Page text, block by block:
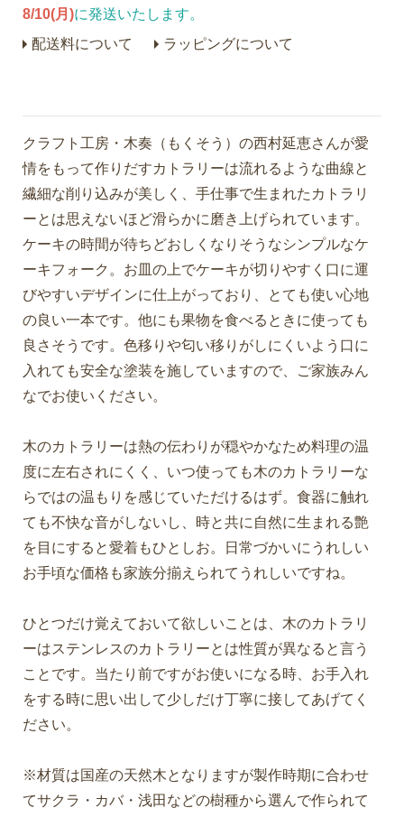
8/10(月)に発送いたします。
配送料について
ラッピングについて
クラフト工房・木奏（もくそう）の西村延恵さんが愛
情をもって作りだすカトラリーは流れるような曲線と
繊細な削り込みが美しく、手仕事で生まれたカトラリ
ーとは思えないほど滑らかに磨き上げられています。
ケーキの時間が待ちどおしくなりそうなシンプルなケ
ーキフォーク。お皿の上でケーキが切りやすく口に運
びやすいデザインに仕上がっており、とても使い心地
の良い一本です。他にも果物を食べるときに使っても
良さそうです。色移りや匂い移りがしにくいよう口に
入れても安全な塗装を施していますので、ご家族みん
なでお使いください。
木のカトラリーは熱の伝わりが穏やかなため料理の温
度に左右されにくく、いつ使っても木のカトラリーな
らではの温もりを感じていただけるはず。食器に触れ
ても不快な音がしないし、時と共に自然に生まれる艶
を目にすると愛着もひとしお。日常づかいにうれしい
お手頃な価格も家族分揃えられてうれしいですね。
ひとつだけ覚えておいて欲しいことは、木のカトラリ
ーはステンレスのカトラリーとは性質が異なると言う
ことです。当たり前ですがお使いになる時、お手入れ
をする時に思い出して少しだけ丁寧に接してあげてく
ださい。
※材質は国産の天然木となりますが製作時期に合わせ
てサクラ・カバ・浅田などの樹種から選んで作られて